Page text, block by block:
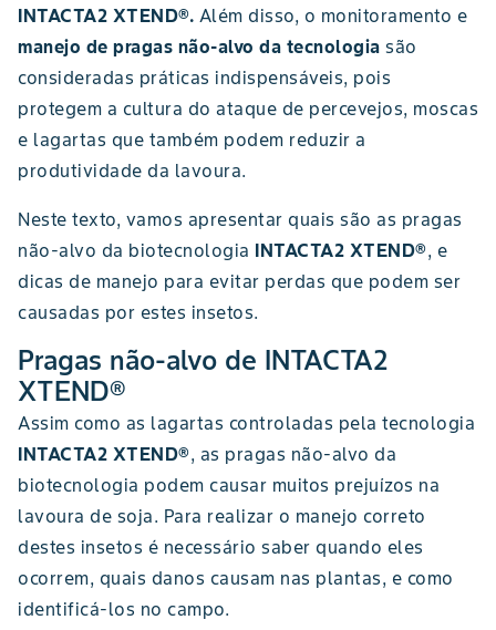
INTACTA2 XTEND®. Além disso, o monitoramento e
manejo de pragas não-alvo da tecnologia são
consideradas práticas indispensáveis, pois
protegem a cultura do ataque de percevejos, moscas
e lagartas que também podem reduzir a
produtividade da lavoura.
Neste texto, vamos apresentar quais são as pragas
não-alvo da biotecnologia INTACTA2 XTEND®, e
dicas de manejo para evitar perdas que podem ser
causadas por estes insetos.
Pragas não-alvo de INTACTA2
XTEND®
Assim como as lagartas controladas pela tecnologia
INTACTA2 XTEND®, as pragas não-alvo da
biotecnologia podem causar muitos prejuízos na
lavoura de soja. Para realizar o manejo correto
destes insetos é necessário saber quando eles
ocorrem, quais danos causam nas plantas, e como
identificá-los no campo.